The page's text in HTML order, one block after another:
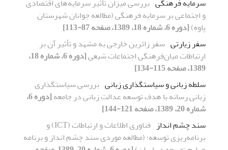
و اجتماعی بر سرمایه فرهنگی (مطالعه جوانان شهرستان
پاوه)[دوره 6، شماره 18، 1389، صفحه 87-113]
سفر زیارتی سفر زائرین خارجی به مشهد و تأثیر آن بر
ارتباطات میان‌فرهنگی اجتماعات شیعی
[دوره 6، شماره 18،
1389، صفحه 115-134]
سلطه زبانی و سیاستگذاری زبانی بررسی سیاستگذاری
زبانی رسانه با هدف توسعه عدالت زبانی در جامعه
[دوره 6،
شماره 20، 1389، صفحه 121-144]
سند چشم انداز
فناوری اطلاعات و ارتباطات (ICT) و
برنامه‌ریزی توسعه؛ (مطالعه موردی سند چشم انداز و برنامه